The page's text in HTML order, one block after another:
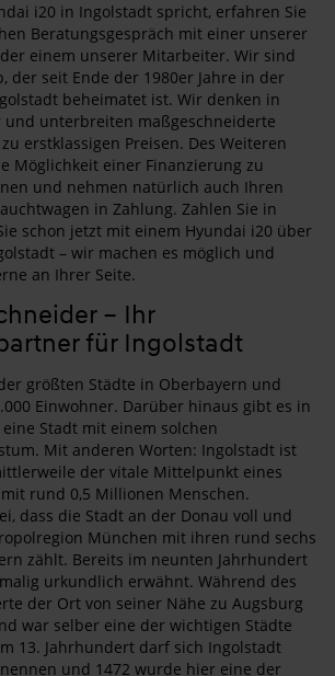
i20 in Ingolstadt spricht, erfahren Sie
Beratungsgespräch mit einer unserer
einem unserer Mitarbeiter. Wir sind
der seit Ende der 1980er Jahre in der
beheimatet ist. Wir denken in
und unterbreiten maßgeschneiderte
erstklassigen Preisen. Des Weiteren
Möglichkeit einer Finanzierung zu
und nehmen natürlich auch Ihren
in Zahlung. Zahlen Sie in
schon jetzt mit einem Hyundai i20 über
– wir machen es möglich und
an Ihrer Seite.
– Ihr
für Ingolstadt
größten Städte in Oberbayern und
Einwohner. Darüber hinaus gibt es in
Stadt mit einem solchen
Mit anderen Worten: Ingolstadt ist
der vitale Mittelpunkt eines
rund 0,5 Millionen Menschen.
dass die Stadt an der Donau voll und
München mit ihren rund sechs
zählt. Bereits im neunten Jahrhundert
urkundlich erwähnt. Während des
der Ort von seiner Nähe zu Augsburg
war selber eine der wichtigen Städte
13. Jahrhundert darf sich Ingolstadt
und 1472 wurde hier eine der